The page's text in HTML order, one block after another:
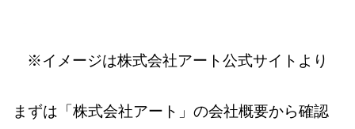
※イメージは株式会社アート公式サイトより
まずは「株式会社アート」の会社概要から確認